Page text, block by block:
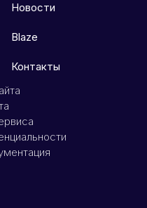
Новости
Blaze
Контакты